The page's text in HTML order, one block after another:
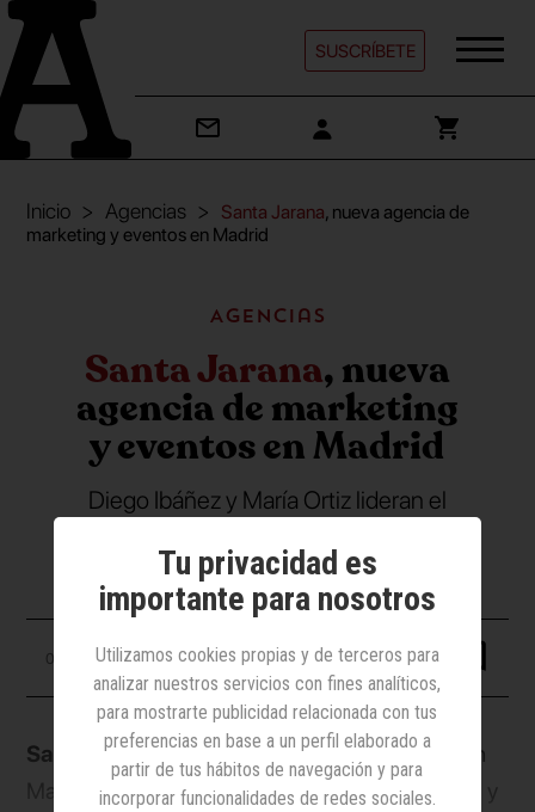
SUSCRÍBETE
Inicio Agencias Santa Jarana, nueva agencia de
marketing y eventos en Madrid
Agencias
Santa Jarana, nueva
agencia de marketing
y eventos en Madrid
Diego Ibáñez y María Ortiz lideran el
03 octubre 2023
Santa Jaranaes una nueva agencia situada en
Madrid y dedicada a dar servicios de marketing y
Tu privacidad es
importante para nosotros
Utilizamos cookies propias y de terceros para
analizar nuestros servicios con fines analíticos,
para mostrarte publicidad relacionada con tus
preferencias en base a un perfil elaborado a
partir de tus hábitos de navegación y para
incorporar funcionalidades de redes sociales.